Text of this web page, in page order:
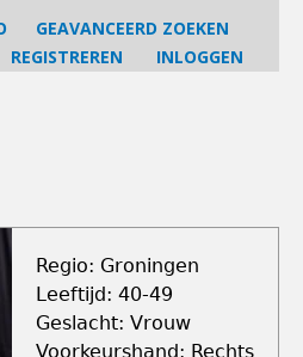
GEAVANCEERD ZOEKEN
REGISTREREN
INLOGGEN
Regio: Groningen
Leeftijd: 40-49
Geslacht: Vrouw
Voorkeurshand: Rechts